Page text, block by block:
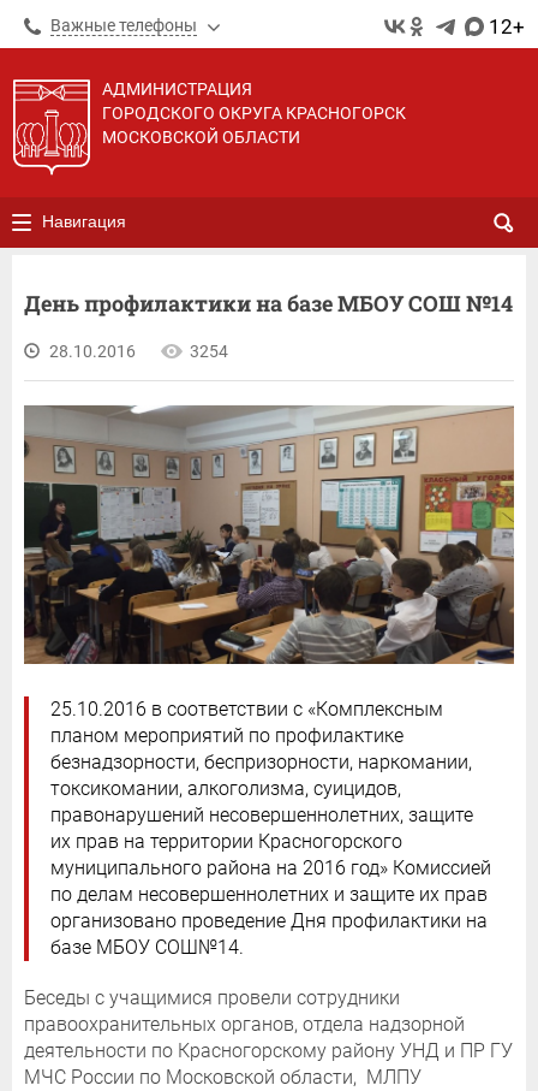
Важные телефоны 12+
АДМИНИСТРАЦИЯ
ГОРОДСКОГО ОКРУГА КРАСНОГОРСК
МОСКОВСКОЙ ОБЛАСТИ
Навигация
День профилактики на базе МБОУ СОШ №14
28.10.2016 3254
25.10.2016 в соответствии с «Комплексным
планом мероприятий по профилактике
безнадзорности, беспризорности, наркомании,
токсикомании, алкоголизма, суицидов,
правонарушений несовершеннолетних, защите
их прав на территории Красногорского
муниципального района на 2016 год» Комиссией
по делам несовершеннолетних и защите их прав
организовано проведение Дня профилактики на
базе МБОУ СОШ№14.
Беседы с учащимися провели сотрудники
правоохранительных органов, отдела надзорной
деятельности по Красногорскому району УНД и ПР ГУ
МЧС России по Московской области, МЛПУ